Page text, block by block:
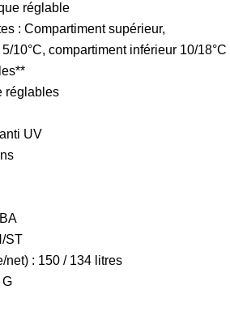
réglable
: Compartiment supérieur,
10°C, compartiment inférieur 10/18°C
réglables
UV
ST
net) : 150 / 134 litres